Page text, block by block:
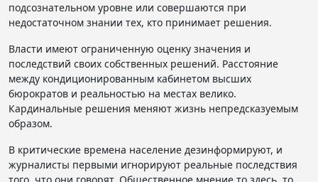
подсознательном уровне или совершаются при
недостаточном знании тех, кто принимает решения.
Власти имеют ограниченную оценку значения и
последствий своих собственных решений. Расстояние
между кондиционированным кабинетом высших
бюрократов и реальностью на местах велико.
Кардинальные решения меняют жизнь непредсказуемым
образом.
В критические времена население дезинформируют, и
журналисты первыми игнорируют реальные последствия